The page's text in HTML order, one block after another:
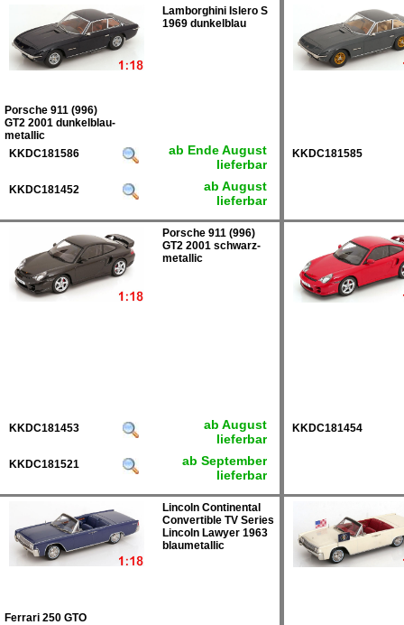
Lamborghini Islero S
1969 dunkelblau
Porsche 911 (996)
GT2 2001 dunkelblau-
metallic
KKDC181586
ab Ende August
lieferbar
KKDC181585
KKDC181452
ab August
lieferbar
Porsche 911 (996)
GT2 2001 schwarz-
metallic
KKDC181453
ab August
lieferbar
KKDC181454
KKDC181521
ab September
lieferbar
Lincoln Continental
Convertible TV Series
Lincoln Lawyer 1963
blaumetallic
Ferrari 250 GTO